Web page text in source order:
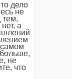
дело
не
тем,
а
не
что